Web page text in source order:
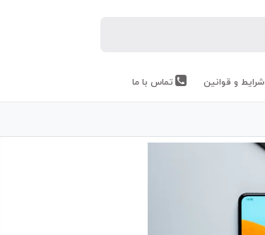
شرایط و قوانین تماس با ما